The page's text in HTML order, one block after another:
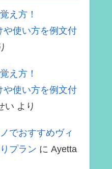
え方！
や使い方を例文付
え方！
や使い方を例文付
い より
でおすすめヴィ
プラン に Ayetta